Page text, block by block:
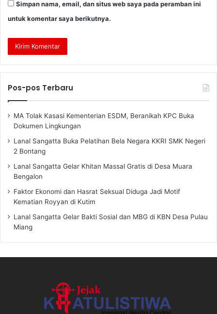
Simpan nama, email, dan situs web saya pada peramban ini
untuk komentar saya berikutnya.
Pos-pos Terbaru
MA Tolak Kasasi Kementerian ESDM, Beranikah KPC Buka
Dokumen Lingkungan
Lanal Sangatta Buka Pelatihan Bela Negara KKRI SMK Negeri
2 Bontang
Lanal Sangatta Gelar Khitan Massal Gratis di Desa Muara
Bengalon
Faktor Ekonomi dan Hasrat Seksual Diduga Jadi Motif
Kematian Royyan di Kutim
Lanal Sangatta Gelar Bakti Sosial dan MBG di KBN Desa Pulau
Miang